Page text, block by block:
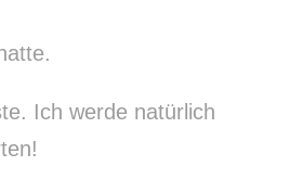
Ich werde natürlich